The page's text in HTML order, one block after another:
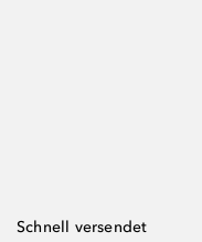
Schnell versendet